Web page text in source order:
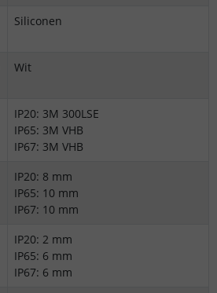
Siliconen
Wit
IP20: 3M 300LSE
IP65: 3M VHB
IP67: 3M VHB
IP20: 8 mm
IP65: 10 mm
IP67: 10 mm
IP20: 2 mm
IP65: 6 mm
IP67: 6 mm